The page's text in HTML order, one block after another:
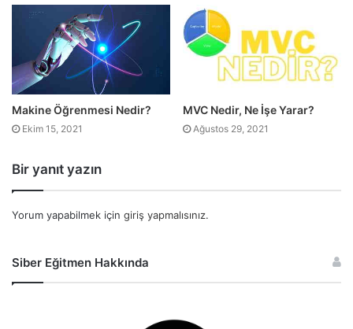
Makine Öğrenmesi Nedir?
Ekim 15, 2021
MVC Nedir, Ne İşe Yarar?
Ağustos 29, 2021
Bir yanıt yazın
Yorum yapabilmek için giriş yapmalısınız.
Siber Eğitmen Hakkında